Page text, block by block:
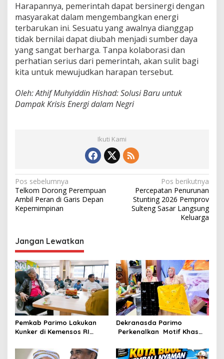
Harapannya, pemerintah dapat bersinergi dengan
masyarakat dalam mengembangkan energi
terbarukan ini. Sesuatu yang awalnya dianggap
tidak bernilai dapat diubah menjadi sumber daya
yang sangat berharga. Tanpa kolaborasi dan
perhatian serius dari pemerintah, akan sulit bagi
kita untuk mewujudkan harapan tersebut.
Oleh: Athif Muhyiddin Hishad: Solusi Baru untuk
Dampak Krisis Energi dalam Negri
Ikuti Kami
N
a
v
g
a
s
i
p
o
s
Pos sebelumnya
Telkom Dorong Perempuan
Ambil Peran di Garis Depan
Kepemimpinan
Pos berikutnya
Percepatan Penurunan
Stunting 2026 Pemprov
Sulteng Sasar Langsung
Keluarga
Jangan Lewatkan
Pemkab Parimo Lakukan
Kunker di Kemensos RI
Parimo
Dekranasda Parimo
Perkenalkan Motif Khas
Saga di HUT ke-46